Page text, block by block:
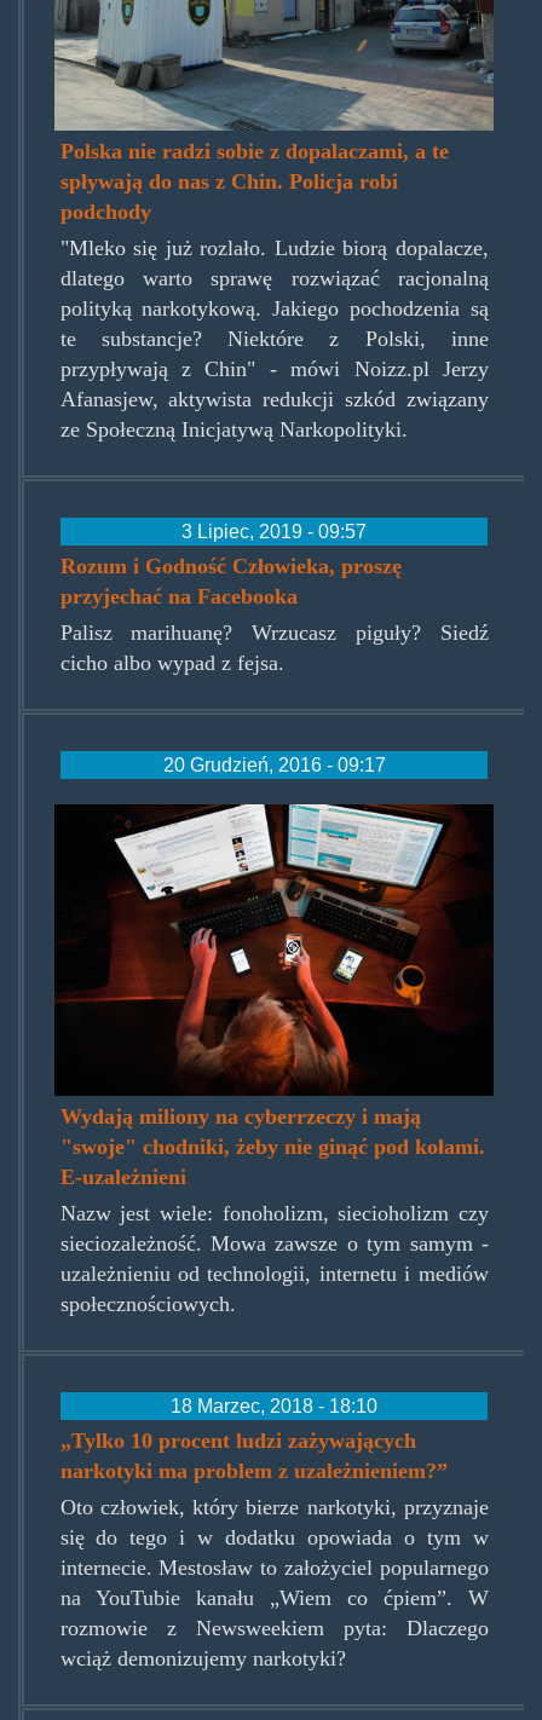
Polska nie radzi sobie z dopalaczami, a te
spływają do nas z Chin. Policja robi
podchody
"Mleko się już rozlało. Ludzie biorą dopalacze,
dlatego warto sprawę rozwiązać racjonalną
polityką narkotykową. Jakiego pochodzenia są
te substancje? Niektóre z Polski, inne
przypływają z Chin" - mówi Noizz.pl Jerzy
Afanasjew, aktywista redukcji szkód związany
ze Społeczną Inicjatywą Narkopolityki.
3 Lipiec, 2019 - 09:57
Rozum i Godność Człowieka, proszę
przyjechać na Facebooka
Palisz marihuanę? Wrzucasz piguły? Siedź
cicho albo wypad z fejsa.
20 Grudzień, 2016 - 09:17
dipendenza-
internet.jpg
Wydają miliony na cyberrzeczy i mają
"swoje" chodniki, żeby nie ginąć pod kołami.
E-uzależnieni
Nazw jest wiele: fonoholizm, siecioholizm czy
sieciozależność. Mowa zawsze o tym samym -
uzależnieniu od technologii, internetu i mediów
społecznościowych.
18 Marzec, 2018 - 18:10
„Tylko 10 procent ludzi zażywających
narkotyki ma problem z uzależnieniem?”
Oto człowiek, który bierze narkotyki, przyznaje
się do tego i w dodatku opowiada o tym w
internecie. Mestosław to założyciel popularnego
na YouTubie kanału „Wiem co ćpiem”. W
rozmowie z Newsweekiem pyta: Dlaczego
wciąż demonizujemy narkotyki?